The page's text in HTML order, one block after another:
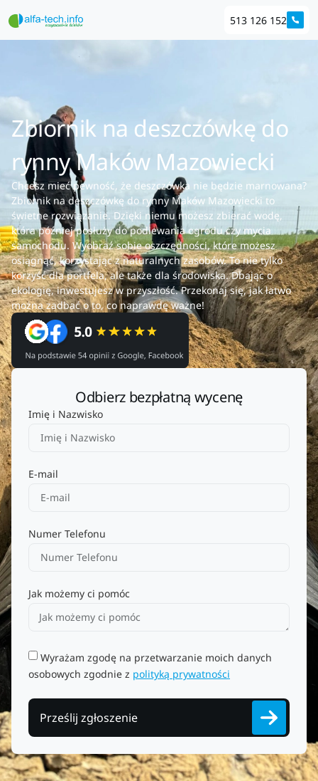
513 126 152
Zbiornik na deszczówkę do
rynny Maków Mazowiecki
Chcesz mieć pewność, że deszczówka nie będzie marnowana?
Zbiornik na deszczówkę do rynny Maków Mazowiecki to
świetne rozwiązanie. Dzięki niemu możesz zbierać wodę,
która później posłuży do podlewania ogrodu czy mycia
samochodu. Wyobraź sobie oszczędności, które możesz
osiągnąć, korzystając z naturalnych zasobów. To nie tylko
korzyść dla portfela, ale także dla środowiska. Dbając o
ekologię, inwestujesz w przyszłość. Przekonaj się, jak łatwo
można zadbać o to, co naprawdę ważne!
Odbierz bezpłatną wycenę
Imię i Nazwisko
E-mail
Numer Telefonu
Jak możemy ci pomóc
Wyrażam zgodę na przetwarzanie moich danych
osobowych zgodnie z polityką prywatności
Prześlij zgłoszenie